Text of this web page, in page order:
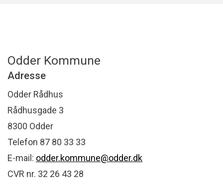
Odder Kommune
Adresse
Odder Rådhus
Rådhusgade 3
8300 Odder
Telefon 87 80 33 33
E-mail: odder.kommune@odder.dk
CVR nr. 32 26 43 28